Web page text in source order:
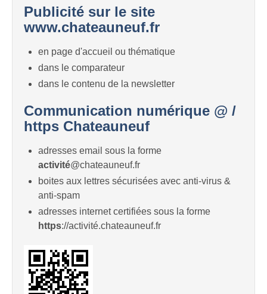
Publicité sur le site
www.chateauneuf.fr
en page d'accueil ou thématique
dans le comparateur
dans le contenu de la newsletter
Communication numérique @ /
https Chateauneuf
adresses email sous la forme
activité@chateauneuf.fr
boites aux lettres sécurisées avec anti-virus &
anti-spam
adresses internet certifiées sous la forme
https://activité.chateauneuf.fr